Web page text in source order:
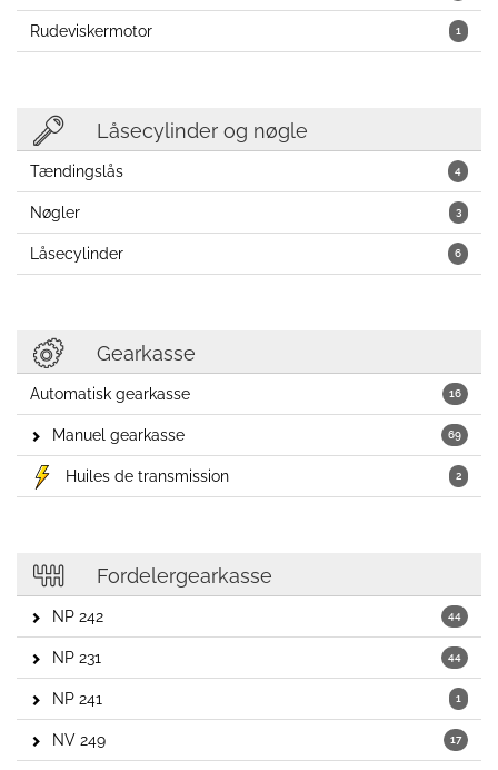
1
Rudeviskermotor
Låsecylinder og nøgle
4
Tændingslås
3
Nøgler
6
Låsecylinder
Gearkasse
16
Automatisk gearkasse
69
Manuel gearkasse
2
Huiles de transmission
Fordelergearkasse
44
NP 242
44
NP 231
1
NP 241
17
NV 249